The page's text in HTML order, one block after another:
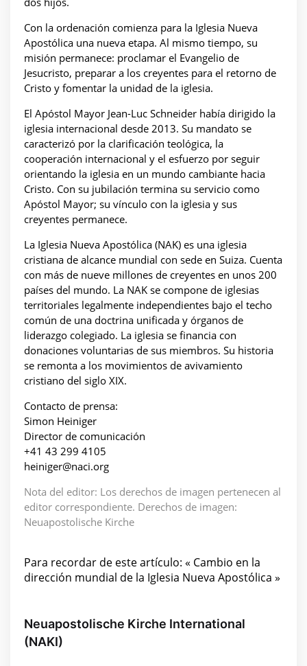
Con la ordenación comienza para la Iglesia Nueva
Apostólica una nueva etapa. Al mismo tiempo, su
misión permanece: proclamar el Evangelio de
Jesucristo, preparar a los creyentes para el retorno de
Cristo y fomentar la unidad de la iglesia.
El Apóstol Mayor Jean-Luc Schneider había dirigido la
iglesia internacional desde 2013. Su mandato se
caracterizó por la clarificación teológica, la
cooperación internacional y el esfuerzo por seguir
orientando la iglesia en un mundo cambiante hacia
Cristo. Con su jubilación termina su servicio como
Apóstol Mayor; su vínculo con la iglesia y sus
creyentes permanece.
La Iglesia Nueva Apostólica (NAK) es una iglesia
cristiana de alcance mundial con sede en Suiza. Cuenta
con más de nueve millones de creyentes en unos 200
países del mundo. La NAK se compone de iglesias
territoriales legalmente independientes bajo el techo
común de una doctrina unificada y órganos de
liderazgo colegiado. La iglesia se financia con
donaciones voluntarias de sus miembros. Su historia
se remonta a los movimientos de avivamiento
cristiano del siglo XIX.
Contacto de prensa:
Simon Heiniger
Director de comunicación
+41 43 299 4105
heiniger@naci.org
Nota del editor: Los derechos de imagen pertenecen al
editor correspondiente. Derechos de imagen:
Neuapostolische Kirche
Para recordar de este artículo: « Cambio en la
dirección mundial de la Iglesia Nueva Apostólica »
Neuapostolische Kirche International
(NAKI)